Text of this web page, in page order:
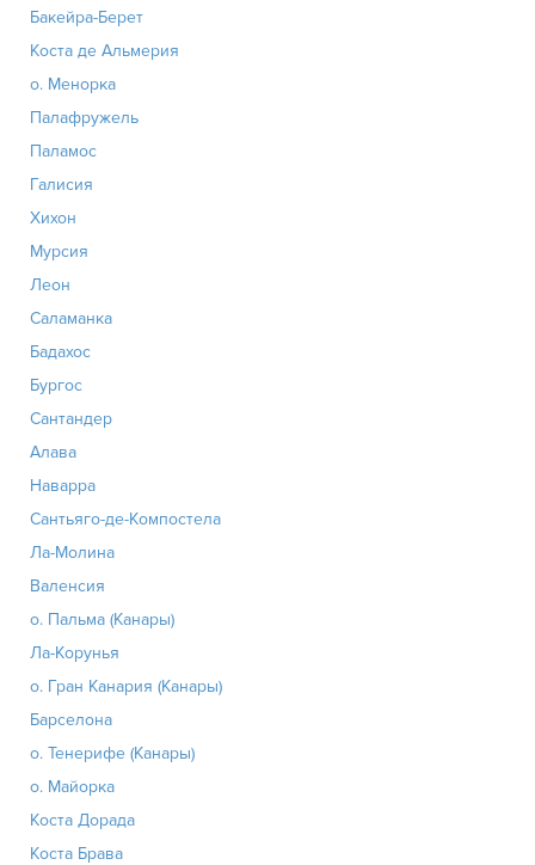
Бакейра-Берет
Коста де Альмерия
о. Менорка
Палафружель
Паламос
Галисия
Хихон
Мурсия
Леон
Саламанка
Бадахос
Бургос
Сантандер
Алава
Наварра
Сантьяго-де-Компостела
Ла-Молина
Валенсия
о. Пальма (Канары)
Ла-Корунья
о. Гран Канария (Канары)
Барселона
о. Тенерифе (Канары)
о. Майорка
Коста Дорада
Коста Брава